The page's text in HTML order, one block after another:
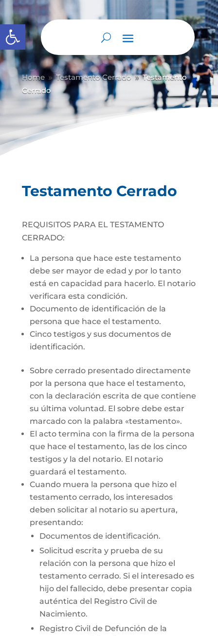
Abrir barra de herramientas
Home 9 Testamento Cerrado 9 Testamento
Cerrado
Testamento Cerrado
REQUISITOS PARA EL TESTAMENTO
CERRADO:
La persona que hace este testamento
debe ser mayor de edad y por lo tanto
está en capacidad para hacerlo. El notario
verificara esta condición.
Documento de identificación de la
persona que hace el testamento.
Cinco testigos y sus documentos de
identificación.
Sobre cerrado presentado directamente
por la persona que hace el testamento,
con la declaración escrita de que contiene
su última voluntad. El sobre debe estar
marcado con la palabra «testamento».
El acto termina con la firma de la persona
que hace el testamento, las de los cinco
testigos y la del notario. El notario
guardará el testamento.
Cuando muera la persona que hizo el
testamento cerrado, los interesados
deben solicitar al notario su apertura,
presentando:
Documentos de identificación.
Solicitud escrita y prueba de su
relación con la persona que hizo el
testamento cerrado. Si el interesado es
hijo del fallecido, debe presentar copia
auténtica del Registro Civil de
Nacimiento.
Registro Civil de Defunción de la